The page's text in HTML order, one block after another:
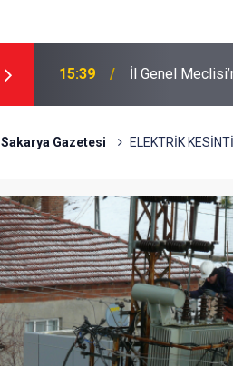
15:39 İl Genel
Sakarya Gazetesi ELEKTRİK